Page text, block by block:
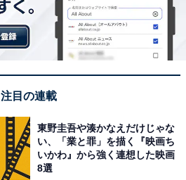
注目の連載
東野圭吾や湊かなえだけじゃな
い、「業と罪」を描く『映画ち
いかわ』から強く連想した映画
8選